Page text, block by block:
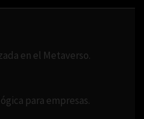
en el Metaverso.
para empresas.